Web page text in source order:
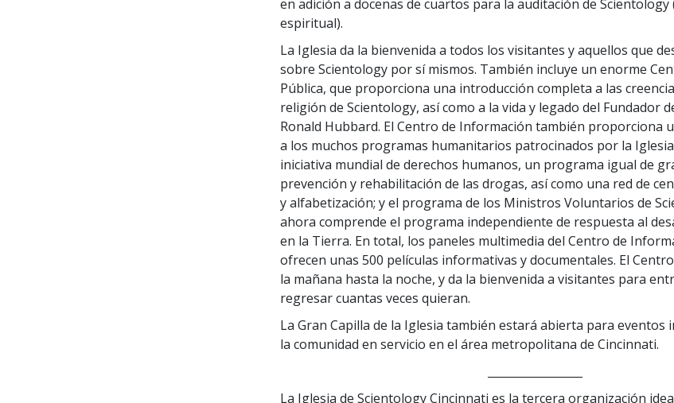
en adición a docenas de cuartos para la auditación de
espiritual).
La Iglesia da la bienvenida a todos los visitantes y aquellos que
sobre Scientology por sí mismos. También incluye un enorme
Pública, que proporciona una introducción completa a las
religión de Scientology, así como a la vida y legado del Fundador
Ronald Hubbard. El Centro de Información también proporciona
a los muchos programas humanitarios patrocinados por la
iniciativa mundial de derechos humanos, un programa igual de
prevención y rehabilitación de las drogas, así como una red de
y alfabetización; y el programa de los Ministros Voluntarios de
ahora comprende el programa independiente de respuesta al
en la Tierra. En total, los paneles multimedia del Centro de
ofrecen unas 500 películas informativas y documentales. El
la mañana hasta la noche, y da la bienvenida a visitantes para
regresar cuantas veces quieran.
La Gran Capilla de la Iglesia también estará abierta para eventos
la comunidad en servicio en el área metropolitana de Cincinnati.
La Iglesia de Scientology Cincinnati es la tercera organización